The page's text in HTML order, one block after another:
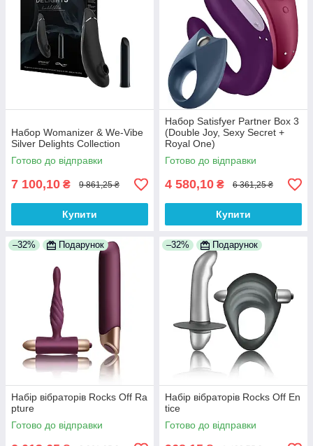
Набор Womanizer & We-Vibe
Silver Delights Collection
Готово до відправки
7 100,10 ₴ 9 861,25 ₴
Купити
Набор Satisfyer Partner Box 3
(Double Joy, Sexy Secret +
Royal One)
Готово до відправки
4 580,10 ₴ 6 361,25 ₴
Купити
–32% Подарунок
Набір вібраторів Rocks Off Ra
pture
Готово до відправки
–32% Подарунок
Набір вібраторів Rocks Off En
tice
Готово до відправки